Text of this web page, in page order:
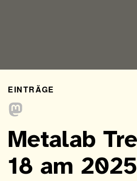
EINTRÄGE
Metalab
18 am